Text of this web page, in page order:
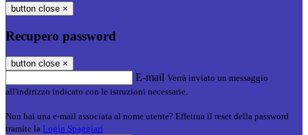
button close ×
Recupero password
button close ×
E-mail Verrà inviato un messaggio
all'indirizzo indicato con le istruzioni necessarie.
Non hai una e-mail associata al nome utente? Effettua il reset della password
tramite la Login Spaggiari